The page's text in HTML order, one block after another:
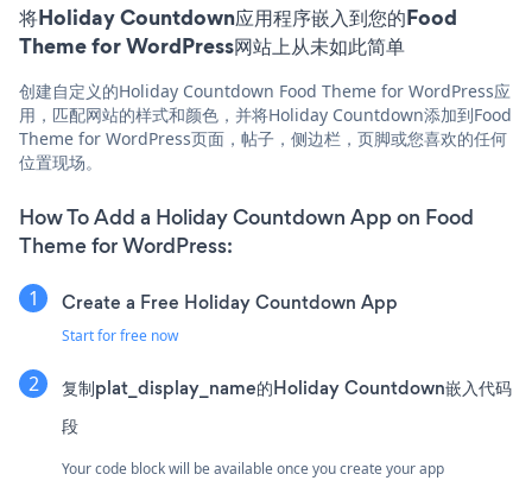
将Holiday Countdown应用程序嵌入到您的Food
Theme for WordPress网站上从未如此简单
创建自定义的Holiday Countdown Food Theme for WordPress应
用，匹配网站的样式和颜色，并将Holiday Countdown添加到Food
Theme for WordPress页面，帖子，侧边栏，页脚或您喜欢的任何
位置现场。
How To Add a Holiday Countdown App on Food
Theme for WordPress:
Create a Free Holiday Countdown App
Start for free now
复制plat_display_name的Holiday Countdown嵌入代码
段
Your code block will be available once you create your app